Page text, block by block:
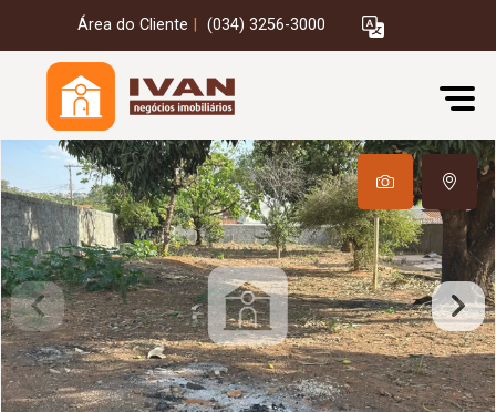
Área do Cliente (034) 3256-3000